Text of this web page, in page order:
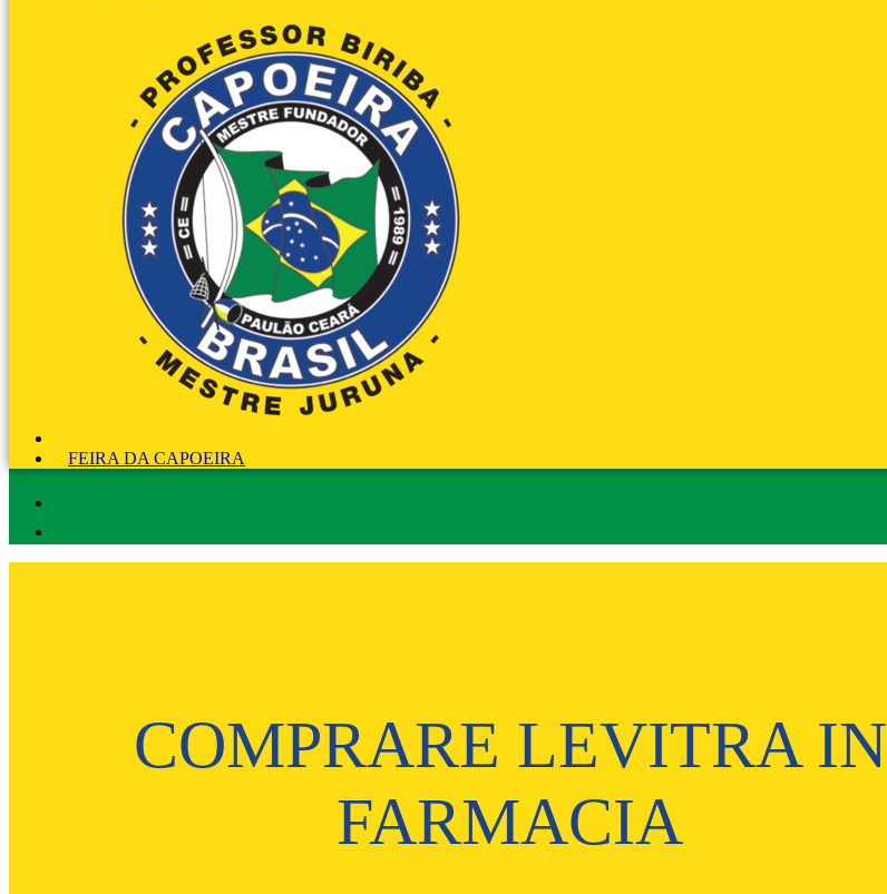
FEIRA DA CAPOEIRA
COMPRARE LEVITRA IN
FARMACIA